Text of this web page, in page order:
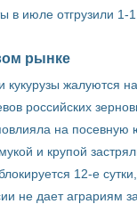
в июле отгрузили
рынке
кукурузы жалуются
российских
на
и крупой
12-е
не дает аграриям